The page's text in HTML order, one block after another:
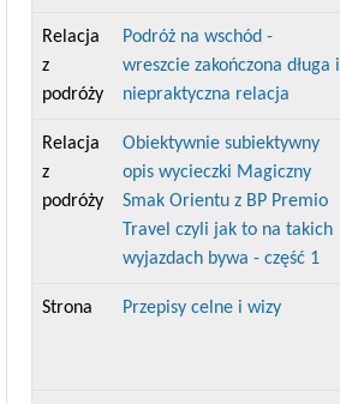
Relacja
z
podróży
Podróż na wschód -
wreszcie zakończona długa i
niepraktyczna relacja
Relacja
z
podróży
Obiektywnie subiektywny
opis wycieczki Magiczny
Smak Orientu z BP Premio
Travel czyli jak to na takich
wyjazdach bywa - część 1
Strona Przepisy celne i wizy